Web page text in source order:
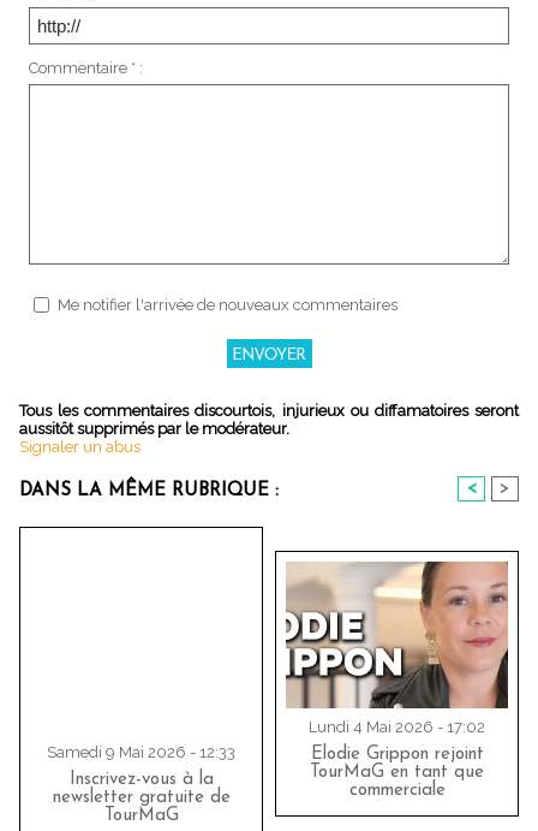
Commentaire * :
Me notifier l'arrivée de nouveaux commentaires
Tous les commentaires discourtois, injurieux ou diffamatoires seront
aussitôt supprimés par le modérateur.
Signaler un abus
DANS LA MÊME RUBRIQUE : < >
Samedi 9 Mai 2026 - 12:33
Inscrivez-vous à la
newsletter gratuite de
TourMaG
Lundi 4 Mai 2026 - 17:02
Elodie Grippon rejoint
TourMaG en tant que
commerciale